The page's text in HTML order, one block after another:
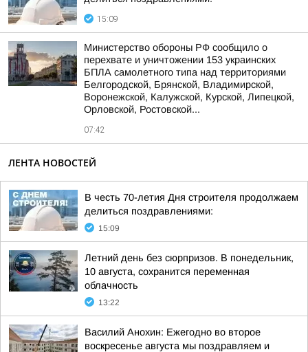
15:09
Министерство обороны РФ сообщило о
перехвате и уничтожении 153 украинских
БПЛА самолетного типа над территориями
Белгородской, Брянской, Владимирской,
Воронежской, Калужской, Курской, Липецкой,
Орловской, Ростовской...
07:42
ЛЕНТА НОВОСТЕЙ
В честь 70-летия Дня строителя продолжаем
делиться поздравлениями:
15:09
Летний день без сюрпризов. В понедельник,
10 августа, сохранится переменная
облачность
13:22
Василий Анохин: Ежегодно во второе
воскресенье августа мы поздравляем и